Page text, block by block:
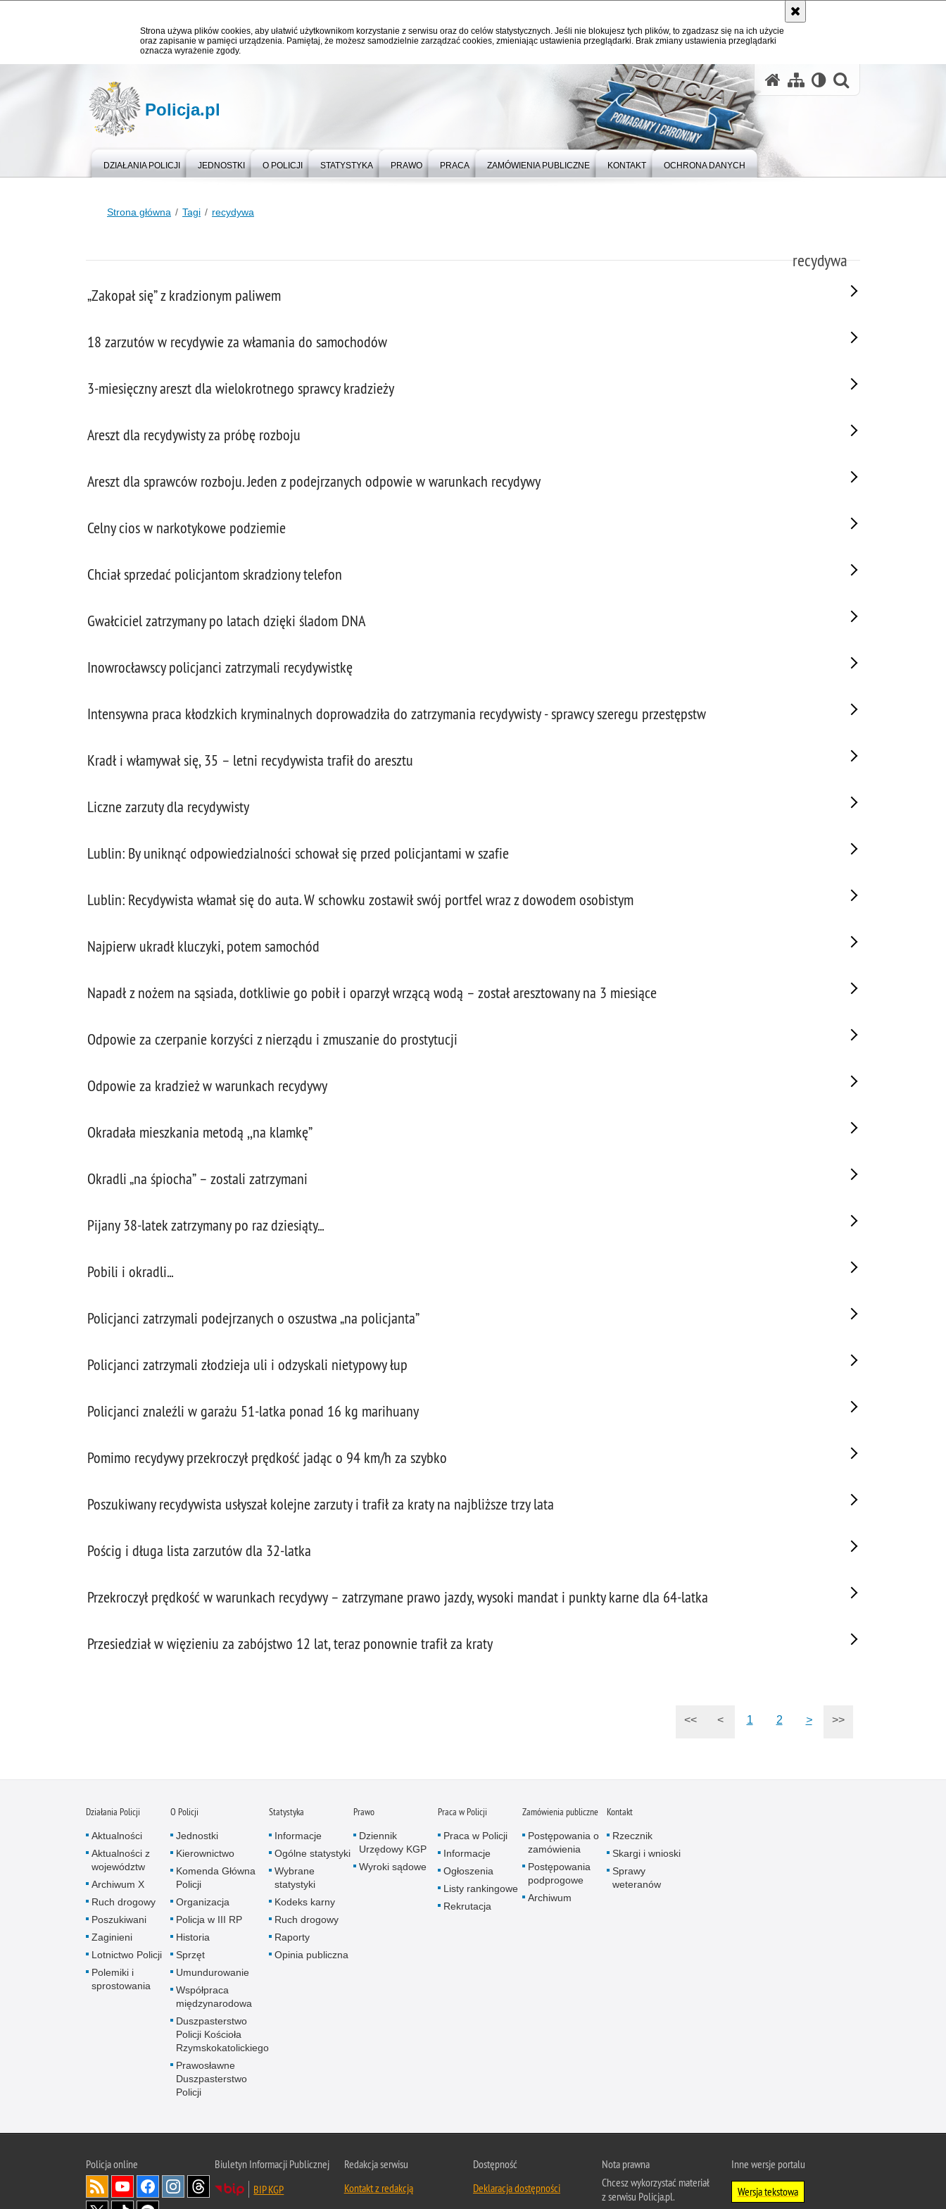
Strona używa plików cookies, aby ułatwić użytkownikom korzystanie z serwisu oraz do celów statystycznych. Jeśli nie blokujesz tych plików, to zgadzasz się na ich użycie
oraz zapisanie w pamięci urządzenia. Pamiętaj, że możesz samodzielnie zarządzać cookies, zmieniając ustawienia przeglądarki. Brak zmiany ustawienia przeglądarki
oznacza wyrażenie zgody.
Policja.pl
DZIAŁANIA POLICJI JEDNOSTKI O POLICJI STATYSTYKA PRAWO PRACA ZAMÓWIENIA PUBLICZNE KONTAKT OCHRONA DANYCH
Strona główna Tagi recydywa
recydywa
„Zakopał się” z kradzionym paliwem
18 zarzutów w recydywie za włamania do samochodów
3-miesięczny areszt dla wielokrotnego sprawcy kradzieży
Areszt dla recydywisty za próbę rozboju
Areszt dla sprawców rozboju. Jeden z podejrzanych odpowie w warunkach recydywy
Celny cios w narkotykowe podziemie
Chciał sprzedać policjantom skradziony telefon
Gwałciciel zatrzymany po latach dzięki śladom DNA
Inowrocławscy policjanci zatrzymali recydywistkę
Intensywna praca kłodzkich kryminalnych doprowadziła do zatrzymania recydywisty - sprawcy szeregu przestępstw
Kradł i włamywał się, 35 – letni recydywista trafił do aresztu
Liczne zarzuty dla recydywisty
Lublin: By uniknąć odpowiedzialności schował się przed policjantami w szafie
Lublin: Recydywista włamał się do auta. W schowku zostawił swój portfel wraz z dowodem osobistym
Najpierw ukradł kluczyki, potem samochód
Napadł z nożem na sąsiada, dotkliwie go pobił i oparzył wrzącą wodą – został aresztowany na 3 miesiące
Odpowie za czerpanie korzyści z nierządu i zmuszanie do prostytucji
Odpowie za kradzież w warunkach recydywy
Okradała mieszkania metodą ,,na klamkę”
Okradli „na śpiocha” – zostali zatrzymani
Pijany 38-latek zatrzymany po raz dziesiąty...
Pobili i okradli...
Policjanci zatrzymali podejrzanych o oszustwa „na policjanta”
Policjanci zatrzymali złodzieja uli i odzyskali nietypowy łup
Policjanci znaleźli w garażu 51-latka ponad 16 kg marihuany
Pomimo recydywy przekroczył prędkość jadąc o 94 km/h za szybko
Poszukiwany recydywista usłyszał kolejne zarzuty i trafił za kraty na najbliższe trzy lata
Pościg i długa lista zarzutów dla 32-latka
Przekroczył prędkość w warunkach recydywy – zatrzymane prawo jazdy, wysoki mandat i punkty karne dla 64-latka
Przesiedział w więzieniu za zabójstwo 12 lat, teraz ponownie trafił za kraty
<< < 1 2 > >>
Działania Policji
Aktualności
Aktualności z
województw
Archiwum X
Ruch drogowy
Poszukiwani
Zaginieni
Lotnictwo Policji
Polemiki i
sprostowania
O Policji
Jednostki
Kierownictwo
Komenda Główna
Policji
Organizacja
Policja w III RP
Historia
Sprzęt
Umundurowanie
Współpraca
międzynarodowa
Duszpasterstwo
Policji Kościoła
Rzymskokatolickiego
Prawosławne
Duszpasterstwo
Policji
Statystyka
Informacje
Ogólne statystyki
Wybrane
statystyki
Kodeks karny
Ruch drogowy
Raporty
Opinia publiczna
Prawo
Dziennik
Urzędowy KGP
Wyroki sądowe
Praca w Policji
Praca w Policji
Informacje
Ogłoszenia
Listy rankingowe
Rekrutacja
Zamówienia publiczne
Postępowania o
zamówienia
Postępowania
podprogowe
Archiwum
Kontakt
Rzecznik
Skargi i wnioski
Sprawy
weteranów
Policjaonline
Biuletyn Informacji Publicznej
BIP KGP
Redakcja serwisu
Kontakt z redakcją
Dostępność
Deklaracja dostępności
Nota prawna
Chcesz wykorzystać materiał
z serwisu Policja.pl.
Inne wersje portalu
Wersja tekstowa